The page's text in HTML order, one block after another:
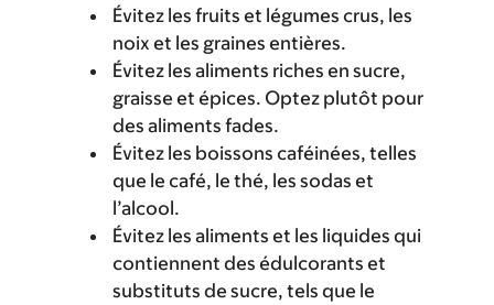
Évitez les fruits et légumes crus, les
noix et les graines entières.
Évitez les aliments riches en sucre,
graisse et épices. Optez plutôt pour
des aliments fades.
Évitez les boissons caféinées, telles
que le café, le thé, les sodas et
l’alcool.
Évitez les aliments et les liquides qui
contiennent des édulcorants et
substituts de sucre, tels que le